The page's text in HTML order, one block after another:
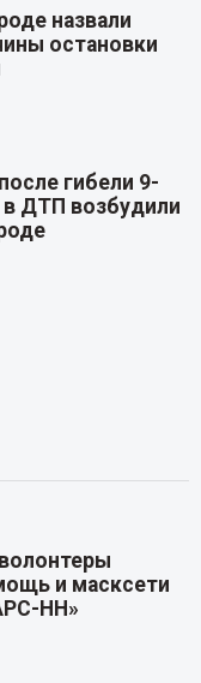
назвали
остановки
гибели 9-
в ДТП возбудили
и масксети
НН»